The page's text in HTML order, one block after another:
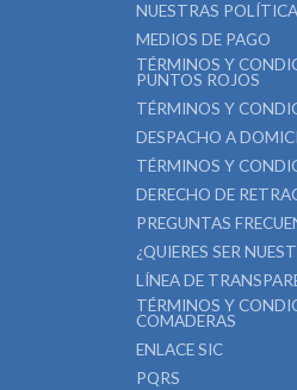
NUESTRAS
MEDIOS DE PAGO
TÉRMINOS Y
PUNTOS ROJOS
TÉRMINOS Y
DESPACHO A
TÉRMINOS Y
DERECHO DE
PREGUNTAS
¿QUIERES SER
LÍNEA DE
TÉRMINOS Y
COMADERAS
ENLACE SIC
PQRS